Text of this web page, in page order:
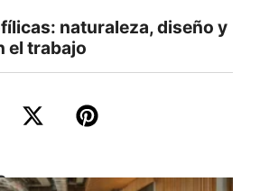
naturaleza, diseño y
el trabajo